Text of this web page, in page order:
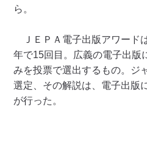
ら。
ＪＥＰＡ電子出版アワード
年で15回目。広義の電子出版
みを投票で選出するもの。ジ
選定、その解説は、電子出版
が行った。